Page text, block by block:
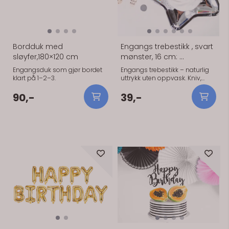
Bordduk med
sløyfer,180×120 cm
Engangsduk som gjør bordet
klart på 1–2–3.
90,-
Engangs trebestikk , svart
mønster, 16 cm: ...
Engangs trebestikk – naturlig
uttrykk uten oppvask. Kniv,
39,-
På lager På lager